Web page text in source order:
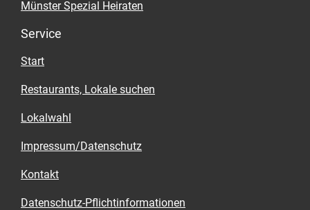
Münster Spezial Heiraten
Service
Start
Restaurants, Lokale suchen
Lokalwahl
Impressum/Datenschutz
Kontakt
Datenschutz-Pflichtinformationen